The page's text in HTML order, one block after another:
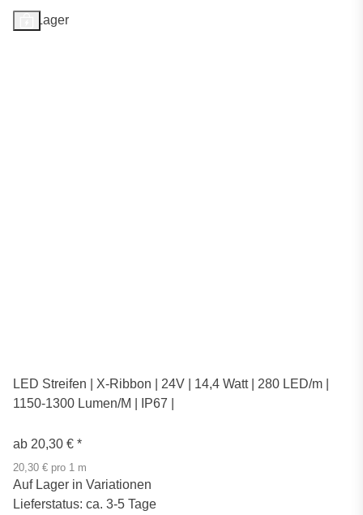
Auf Lager
LED Streifen | X-Ribbon | 24V | 14,4 Watt | 280 LED/m |
1150-1300 Lumen/M | IP67 |
ab 20,30 € *
20,30 € pro 1 m
Auf Lager in Variationen
Lieferstatus: ca. 3-5 Tage